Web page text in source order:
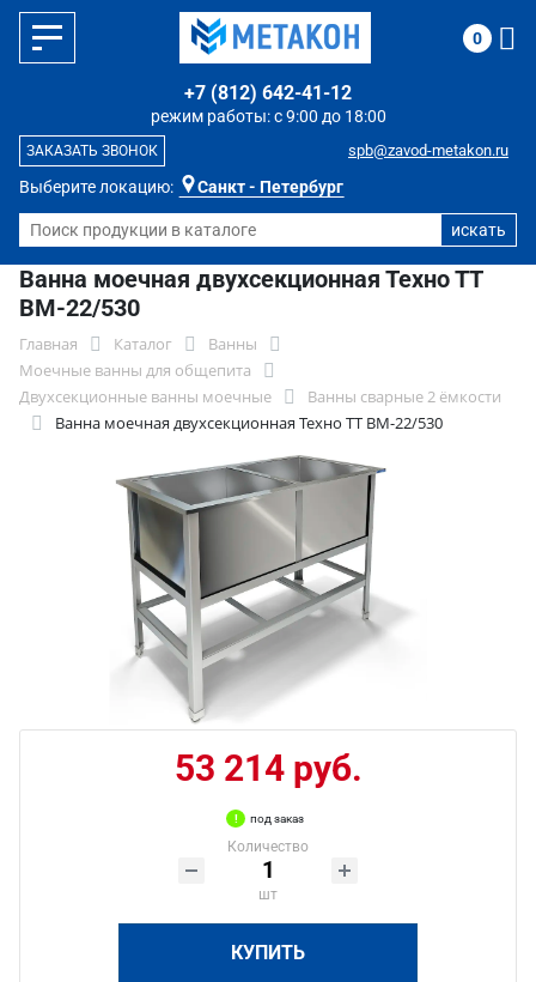
Выберите локацию: Санкт - Петербург
режим работы: с 9:00 до 18:00
+7 (812) 642-41-12
spb@zavod-metakon.ru
ЗАКАЗАТЬ ЗВОНОК
0
Ванна моечная двухсекционная Техно ТТ
ВМ-22/530
Главная Каталог
Ванны
Моечные ванны для общепита
Двухсекционные ванны моечные
Ванны сварные 2 ёмкости
Ванна моечная двухсекционная Техно ТТ ВМ-22/530
53 214 руб.
под заказ
Количество
шт
КУПИТЬ